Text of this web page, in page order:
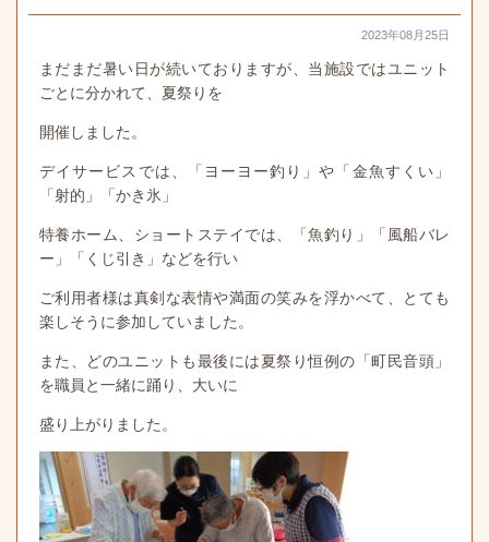
2023年08月25日
まだまだ暑い日が続いておりますが、当施設ではユニット
ごとに分かれて、夏祭りを
開催しました。
デイサービスでは、「ヨーヨー釣り」や「金魚すくい」
「射的」「かき氷」
特養ホーム、ショートステイでは、「魚釣り」「風船バレ
ー」「くじ引き」などを行い
ご利用者様は真剣な表情や満面の笑みを浮かべて、とても
楽しそうに参加していました。
また、どのユニットも最後には夏祭り恒例の「町民音頭」
を職員と一緒に踊り、大いに
盛り上がりました。